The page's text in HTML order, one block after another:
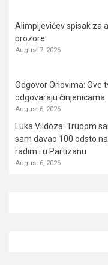
Alimpijevićev spisak za
prozore
August 7, 2026
Odgovor Orlovima: ​Ove
odgovaraju činjenicama
August 6, 2026
Luka Vildoza: Trudom
sam davao 100 odsto
radim i u Partizanu
August 6, 2026